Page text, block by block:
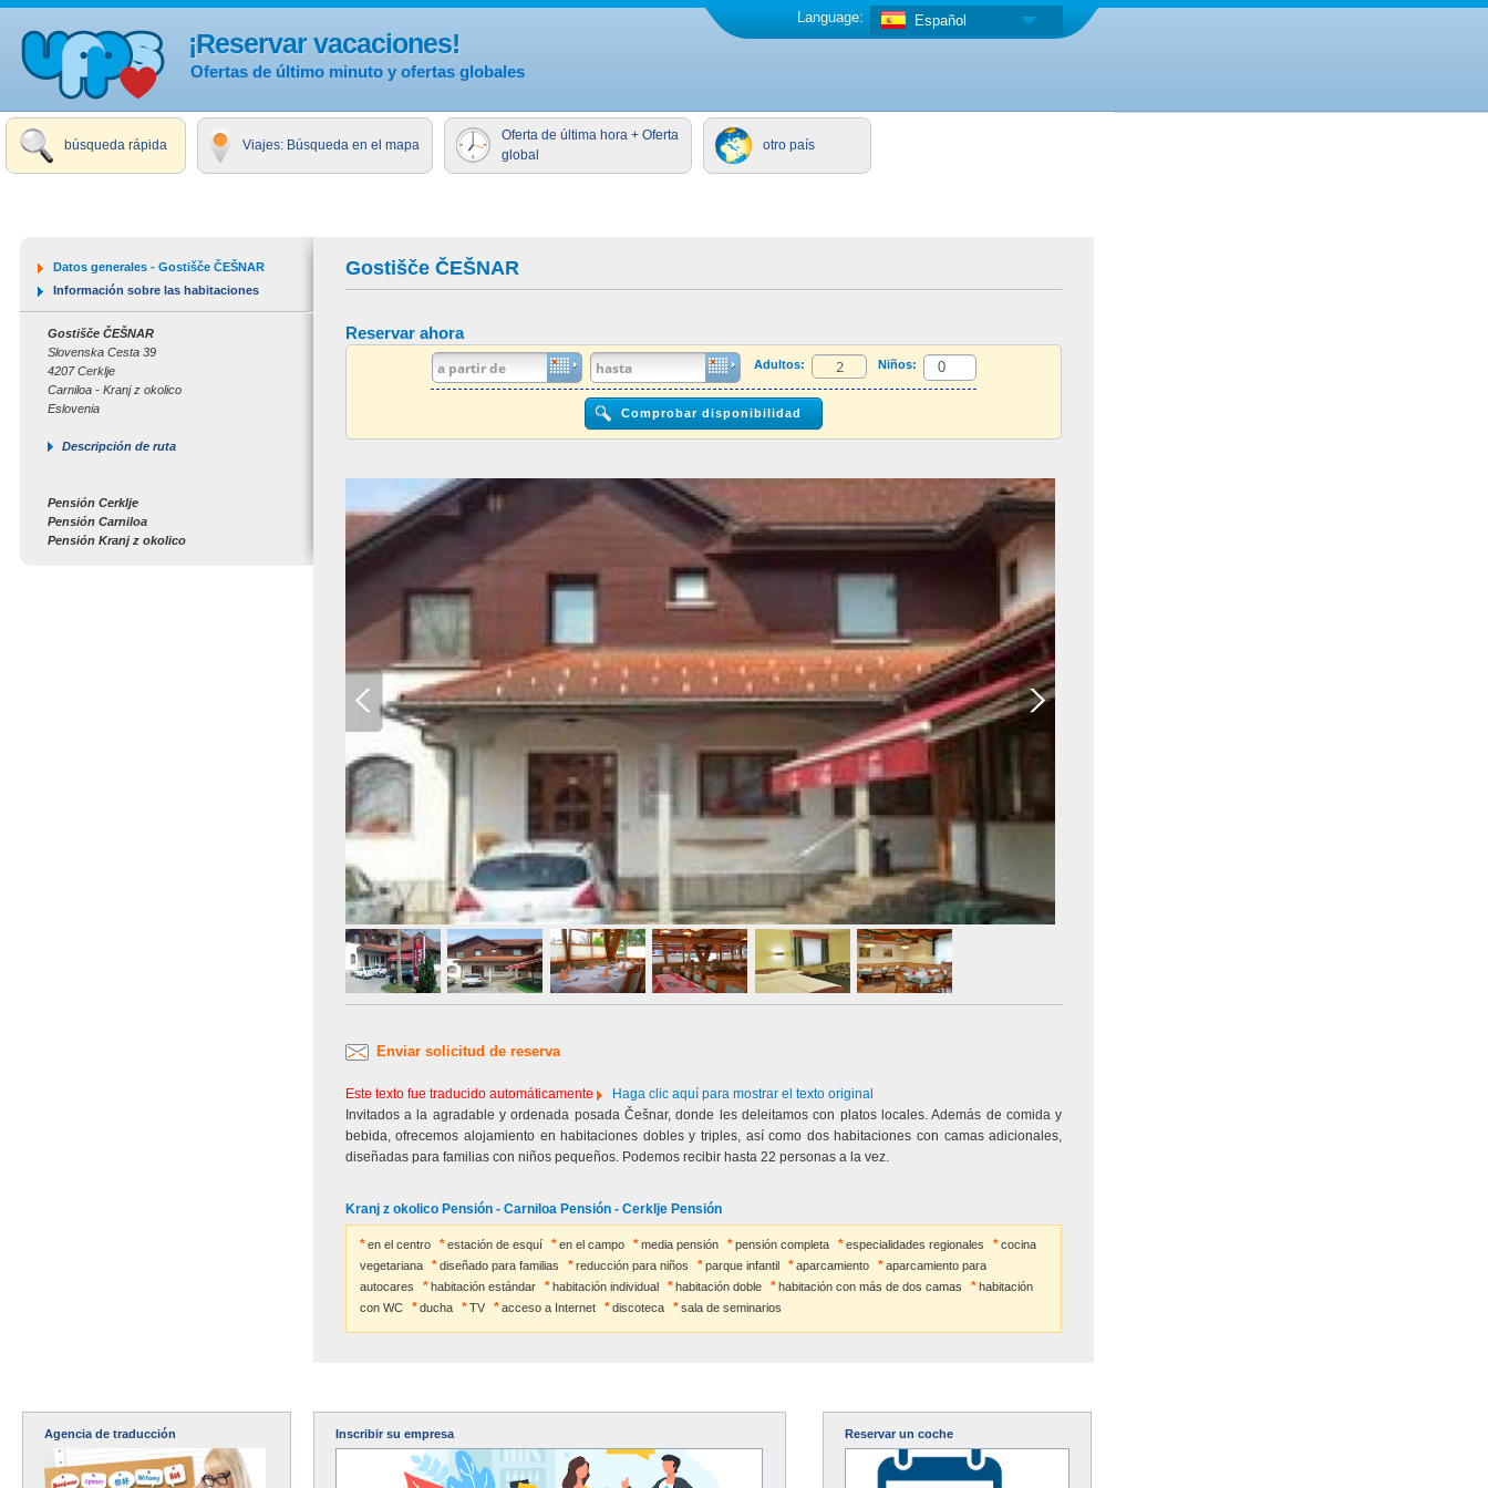
¡Reservar vacaciones!
Ofertas de último minuto y ofertas globales
Español
Language:
búsqueda rápida Viajes: Búsqueda en el mapa
Oferta de última hora + Oferta
global
otro país
Gostišče ČEŠNAR
Reservar ahora
Adultos: Niños:
Enviar solicitud de reserva
Este texto fue traducido automáticamente
Haga clic aquí para mostrar el texto original
Invitados a la agradable y ordenada posada Češnar, donde les deleitamos con platos locales. Además de comida y
bebida, ofrecemos alojamiento en habitaciones dobles y triples, así como dos habitaciones con camas adicionales,
diseñadas para familias con niños pequeños. Podemos recibir hasta 22 personas a la vez.
Kranj z okolico Pensión - Carniloa Pensión - Cerklje Pensión
en el centro estación de esquí en el campo media pensión pensión completa especialidades regionales
cocina
vegetariana
diseñado para familias reducción para niños parque infantil aparcamiento
aparcamiento para
autocares
habitación estándar habitación individual habitación doble habitación con más de dos camas
habitación
con WC
ducha TV acceso a Internet discoteca sala de seminarios
Datos generales - Gostišče ČEŠNAR
Información sobre las habitaciones
Gostišče ČEŠNAR
Slovenska Cesta 39
4207 Cerklje
Carniloa - Kranj z okolico
Eslovenia
Descripción de ruta
Pensión Cerklje
Pensión Carniloa
Pensión Kranj z okolico
Agencia de traducción Inscribir su empresa Reservar un coche